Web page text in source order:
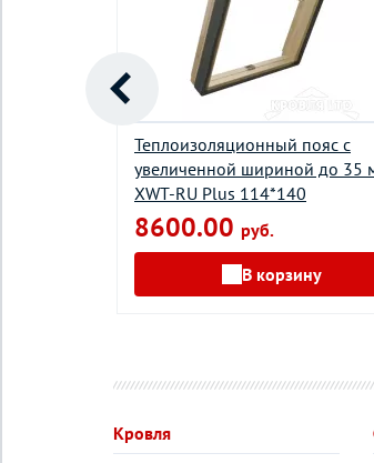
Теплоизоляционный пояс с
увеличенной шириной до 35
XWT-RU Plus 114*140
8600.00 руб.
В корзину
Кровля